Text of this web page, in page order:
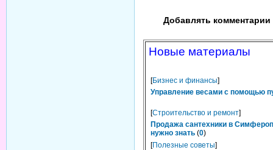
Добавлять комментарии
Новые материалы
[Бизнес и финансы]
Управление весами с помощью
[Строительство и ремонт]
Продажа сантехники в
нужно знать (0)
[Полезные советы]